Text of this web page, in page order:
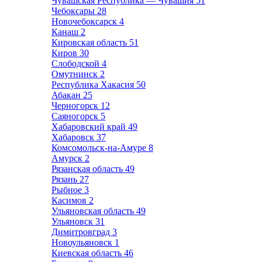
Чебоксары 28
Новочебоксарск 4
Канаш 2
Кировская область 51
Киров 30
Слободской 4
Омутнинск 2
Республика Хакасия 50
Абакан 25
Черногорск 12
Саяногорск 5
Хабаровский край 49
Хабаровск 37
Комсомольск-на-Амуре 8
Амурск 2
Рязанская область 49
Рязань 27
Рыбное 3
Касимов 2
Ульяновская область 49
Ульяновск 31
Димитровград 3
Новоульяновск 1
Киевская область 46